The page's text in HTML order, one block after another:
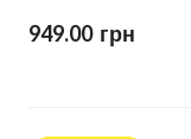
949.00  грн